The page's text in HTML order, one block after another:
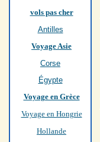
vols pas cher
Antilles
Voyage Asie
Corse
Égypte
Voyage en Grèce
Voyage en Hongrie
Hollande